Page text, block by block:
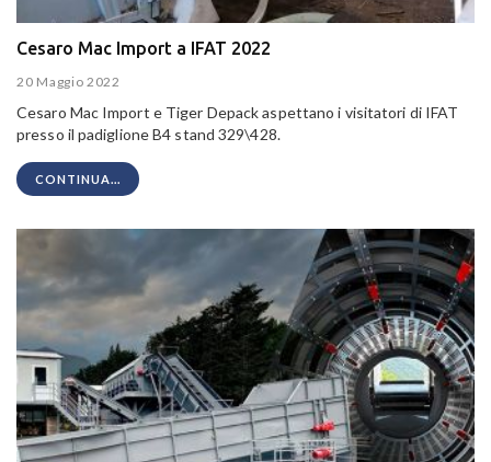
Cesaro Mac Import a IFAT 2022
20 Maggio 2022
Cesaro Mac Import e Tiger Depack aspettano i visitatori di IFAT
presso il padiglione B4 stand 329\428.
CONTINUA...